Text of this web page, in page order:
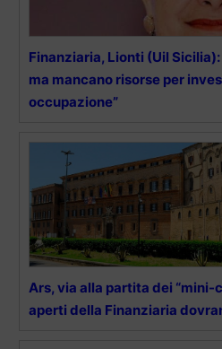
Finanziaria, Lionti (Uil Sicilia):
ma mancano risorse per
occupazione”
Ars, via alla partita dei “mini-
aperti della Finanziaria